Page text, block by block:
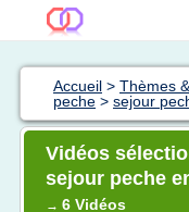
Accueil > Thèmes
peche > sejour
Vidéos
sejour peche
→ 6 Vidéos